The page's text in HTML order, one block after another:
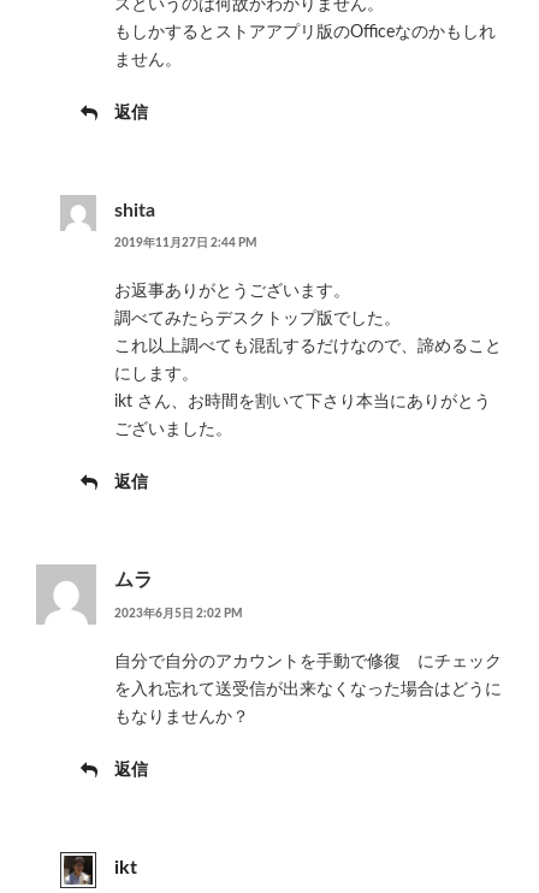
スというのは何故かわかりません。
もしかするとストアアプリ版のOfficeなのかもしれ
ません。
返信
shita
2019年11月27日 2:44 PM
お返事ありがとうございます。
調べてみたらデスクトップ版でした。
これ以上調べても混乱するだけなので、諦めること
にします。
ikt さん、お時間を割いて下さり本当にありがとう
ございました。
返信
ムラ
2023年6月5日 2:02 PM
自分で自分のアカウントを手動で修復 にチェック
を入れ忘れて送受信が出来なくなった場合はどうに
もなりませんか？
返信
ikt